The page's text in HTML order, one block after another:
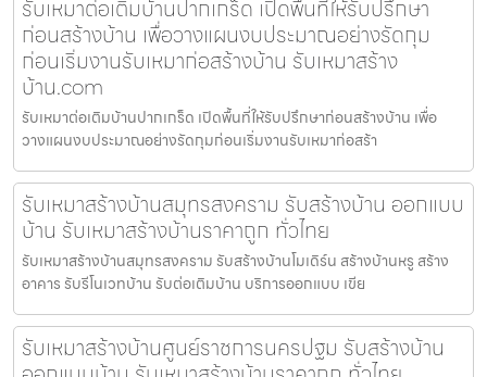
รับเหมาต่อเติมบ้านปากเกร็ด เปิดพื้นที่ให้รับปรึกษา
ก่อนสร้างบ้าน เพื่อวางแผนงบประมาณอย่างรัดกุม
ก่อนเริ่มงานรับเหมาก่อสร้างบ้าน รับเหมาสร้าง
บ้าน.com
รับเหมาต่อเติมบ้านปากเกร็ด เปิดพื้นที่ให้รับปรึกษาก่อนสร้างบ้าน เพื่อ
วางแผนงบประมาณอย่างรัดกุมก่อนเริ่มงานรับเหมาก่อสร้า
รับเหมาสร้างบ้านสมุทรสงคราม รับสร้างบ้าน ออกแบบ
บ้าน รับเหมาสร้างบ้านราคาถูก ทั่วไทย
รับเหมาสร้างบ้านสมุทรสงคราม รับสร้างบ้านโมเดิร์น สร้างบ้านหรู สร้าง
อาคาร รับรีโนเวทบ้าน รับต่อเติมบ้าน บริการออกแบบ เขีย
รับเหมาสร้างบ้านศูนย์ราชการนครปฐม รับสร้างบ้าน